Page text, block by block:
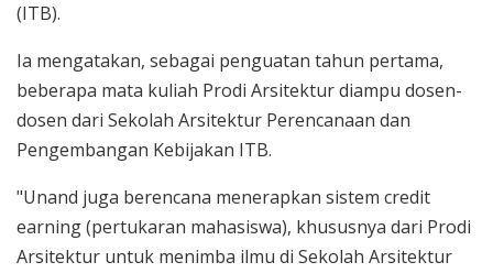
(ITB).
Ia mengatakan, sebagai penguatan tahun pertama,
beberapa mata kuliah Prodi Arsitektur diampu dosen-
dosen dari Sekolah Arsitektur Perencanaan dan
Pengembangan Kebijakan ITB.
"Unand juga berencana menerapkan sistem credit
earning (pertukaran mahasiswa), khususnya dari Prodi
Arsitektur untuk menimba ilmu di Sekolah Arsitektur